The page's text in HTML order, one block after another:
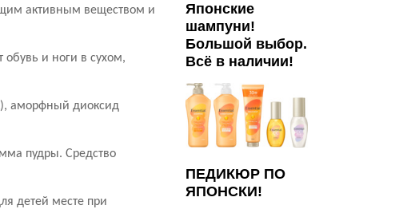
активным веществом и
и ноги в сухом,
аморфный диоксид
пудры. Средство
или туфлей.
детей месте при
Японские
шампуни!
Большой выбор.
Всё в наличии!
ПЕДИКЮР ПО
ЯПОНСКИ!